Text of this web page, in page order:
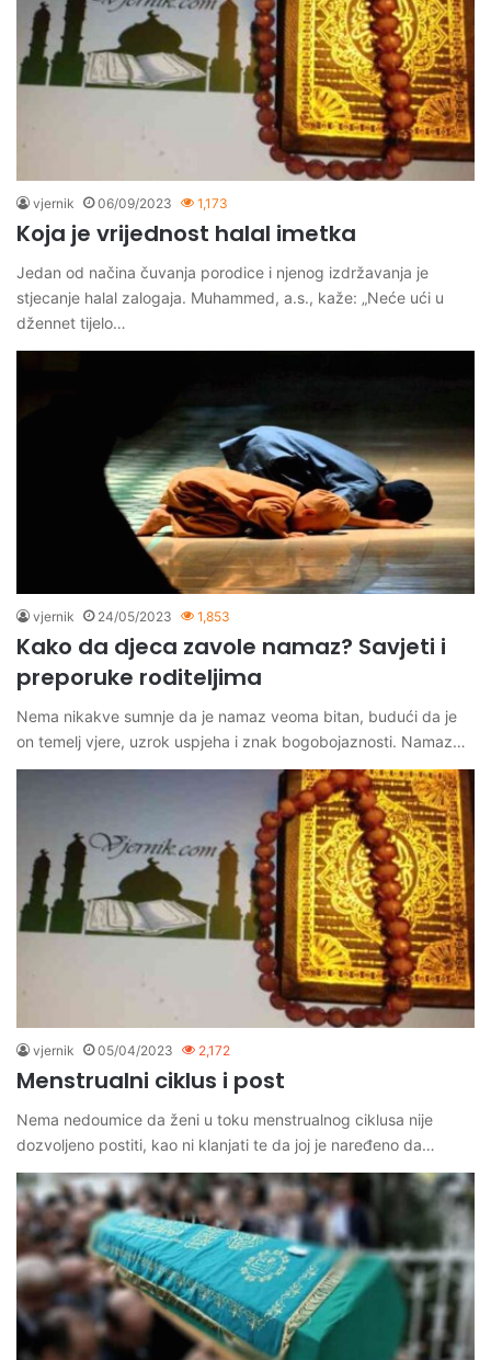
vjernik 06/09/2023 1,173
Koja je vrijednost halal imetka
Jedan od načina čuvanja porodice i njenog izdržavanja je
stjecanje halal zalogaja. Muhammed, a.s., kaže: „Neće ući u
džennet tijelo…
vjernik 24/05/2023 1,853
Kako da djeca zavole namaz? Savjeti i
preporuke roditeljima
Nema nikakve sumnje da je namaz veoma bitan, budući da je
on temelj vjere, uzrok uspjeha i znak bogobojaznosti. Namaz…
vjernik 05/04/2023 2,172
Menstrualni ciklus i post
Nema nedoumice da ženi u toku menstrualnog ciklusa nije
dozvoljeno postiti, kao ni klanjati te da joj je naređeno da…